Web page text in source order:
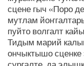
сцене гыч «Поро
мутлам
пуйто волгалт
Тидым марий
ончыктышо